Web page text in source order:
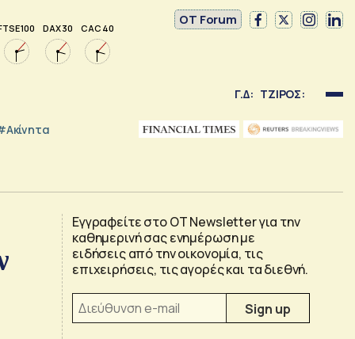
100 DAX 30 CAC 40
OT Forum
Γ.Δ: ΤΖΙΡΟΣ:
Εγγραφείτε στο OT Newsletter για την
καθημερινή σας ενημέρωση με
ειδήσεις από την οικονομία, τις
επιχειρήσεις, τις αγορές και τα διεθνή.